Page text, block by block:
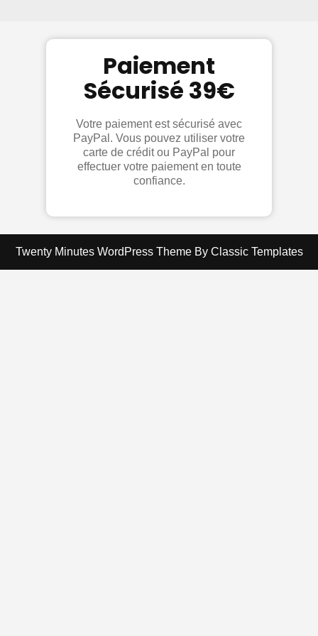
Paiement
Sécurisé 39€
Votre paiement est sécurisé avec
PayPal. Vous pouvez utiliser votre
carte de crédit ou PayPal pour
effectuer votre paiement en toute
confiance.
Twenty Minutes WordPress Theme By Classic Templates